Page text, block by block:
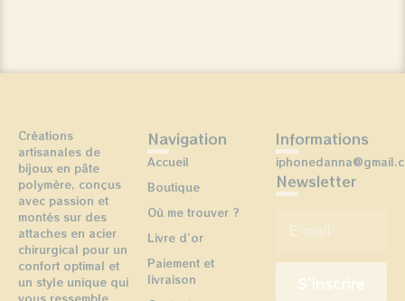
Créations
artisanales de
bijoux en pâte
polymère, conçus
avec passion et
montés sur des
attaches en acier
chirurgical pour un
confort optimal et
un style unique qui
Navigation
Accueil
Boutique
Où me trouver ?
Livre d’or
Paiement et
livraison
Informations
Newsletter